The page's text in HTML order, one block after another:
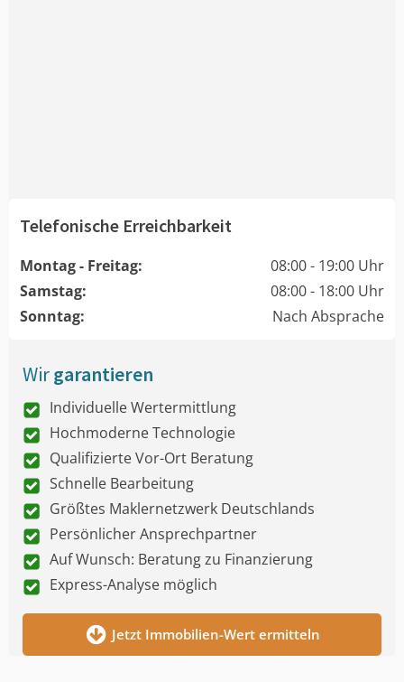
Telefonische Erreichbarkeit
Montag - Freitag:
08:00 - 19:00 Uhr
Samstag:
08:00 - 18:00 Uhr
Sonntag:
Nach Absprache
Wirgarantieren
Individuelle Wertermittlung
Hochmoderne Technologie
Qualifizierte Vor-Ort Beratung
Schnelle Bearbeitung
Größtes Maklernetzwerk Deutschlands
Persönlicher Ansprechpartner
Auf Wunsch: Beratung zu Finanzierung
Express-Analyse möglich
Jetzt Immobilien-Wert ermitteln